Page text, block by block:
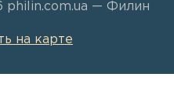
philin.com.ua — Филин
на карте